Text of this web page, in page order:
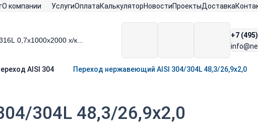
О компании УслугиОплатаКалькуляторНовостиПроектыДоставка
+7
AISI 304 Переход нержавеющий AISI 304/304L 48,3/26,9х2,0
304L 48,3/26,9х2,0